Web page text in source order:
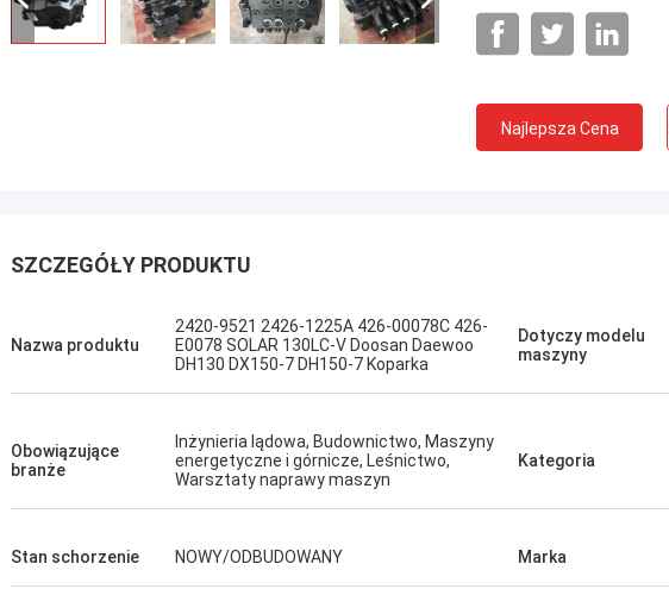
zarządzający, szybki ruch.
Przyjemne zakupy
Najlepsza Cena
SZCZEGÓŁY PRODUKTU
Nazwa produktu
2420-9521 2426-1225A 426-00078C 426-
E0078 SOLAR 130LC-V Doosan Daewoo
DH130 DX150-7 DH150-7 Koparka
Dotyczy modelu
maszyny
Obowiązujące
branże
Inżynieria lądowa, Budownictwo, Maszyny
energetyczne i górnicze, Leśnictwo,
Warsztaty naprawy maszyn
Kategoria
Stan schorzenie NOWY/ODBUDOWANY Marka